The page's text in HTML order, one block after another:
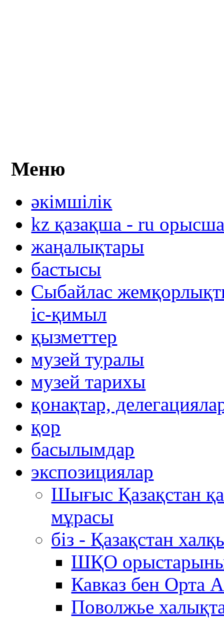
Меню
әкімшілік
kz қазақша - ru
жаңалықтары
бастысы
Сыбайлас
іс-қимыл
қызметтер
музей туралы
музей тарихы
қонақтар,
қор
басылымдар
экспозициялар
Шығыс Қазақстан
мұрасы
біз - Қазақстан
ШҚО
Кавказ бен Орта
Поволжье